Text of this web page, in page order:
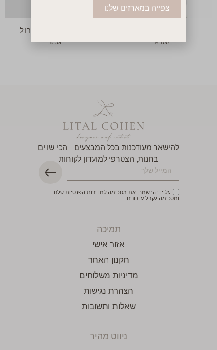
₪ 100
ביגוד ראשוני -אוברול
₪ 59
להישאר מעודכנות בכל המבצעים הכי שווים
בחנות, הצטרפי למועדון לקוחות
על ידי הרשמה, את מסכימה למדיניות הפרטיות שלנו
ומסכימה לקבל עדכונים.
תמיכה
אזור אישי
תקנון האתר
מדיניות משלוחים
הצהרת נגישות
שאלות ותשובות
ניווט מהיר
צפייה במארזים שלנו